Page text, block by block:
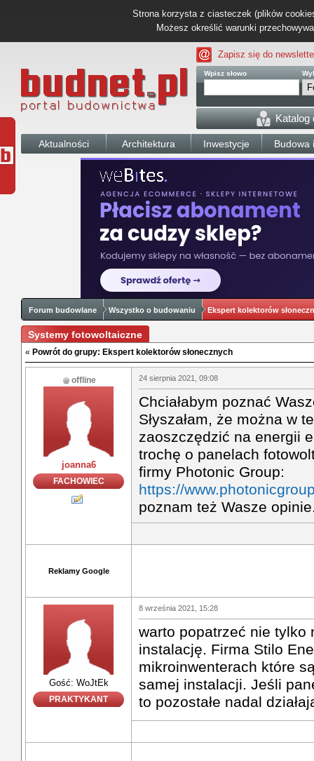
Strona korzysta z ciasteczek (plików
Możesz określić warunki
Zapisz się do
Wpisz słowo
Katalog
Aktualności Architektura Inwestycje Budowa
Forum budowlane Wszystko o budowaniu Ekspert kolektorów
Systemy fotowoltaiczne
« Powrót do grupy: Ekspert kolektorów słonecznych
offline
joanna6
FACHOWIEC
24 sierpnia 2021, 09:08
Chciałabym poznać
Słyszałam, że można w
zaoszczędzić na energii
trochę o panelach
firmy Photonic Group:
https://
poznam też Wasze
Reklamy Google
Gość: WoJtEk
PRAKTYKANT
8 września 2021, 15:28
warto popatrzeć nie tylko
instalację. Firma Stilo
mikroinwenterach które
samej instalacji. Jeśli
to pozostałe nadal